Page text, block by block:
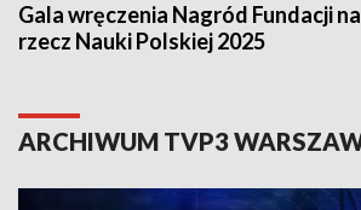
Gala wręczenia Nagród Fundacji na
rzecz Nauki Polskiej 2025
ARCHIWUM TVP3